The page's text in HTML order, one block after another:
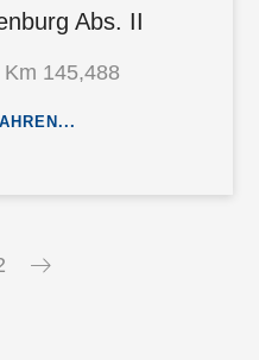
Abs. II
145,488